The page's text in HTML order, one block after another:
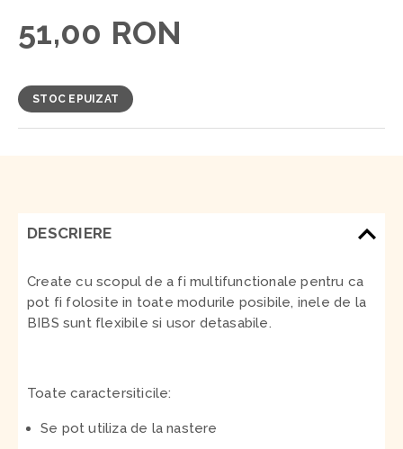
51,00 RON
STOC EPUIZAT
DESCRIERE
Create cu scopul de a fi multifunctionale pentru ca
pot fi folosite in toate modurile posibile, inele de la
BIBS sunt flexibile si usor detasabile.
Toate caractersiticile:
Se pot utiliza de la nastere